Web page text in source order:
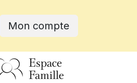
Mon compte